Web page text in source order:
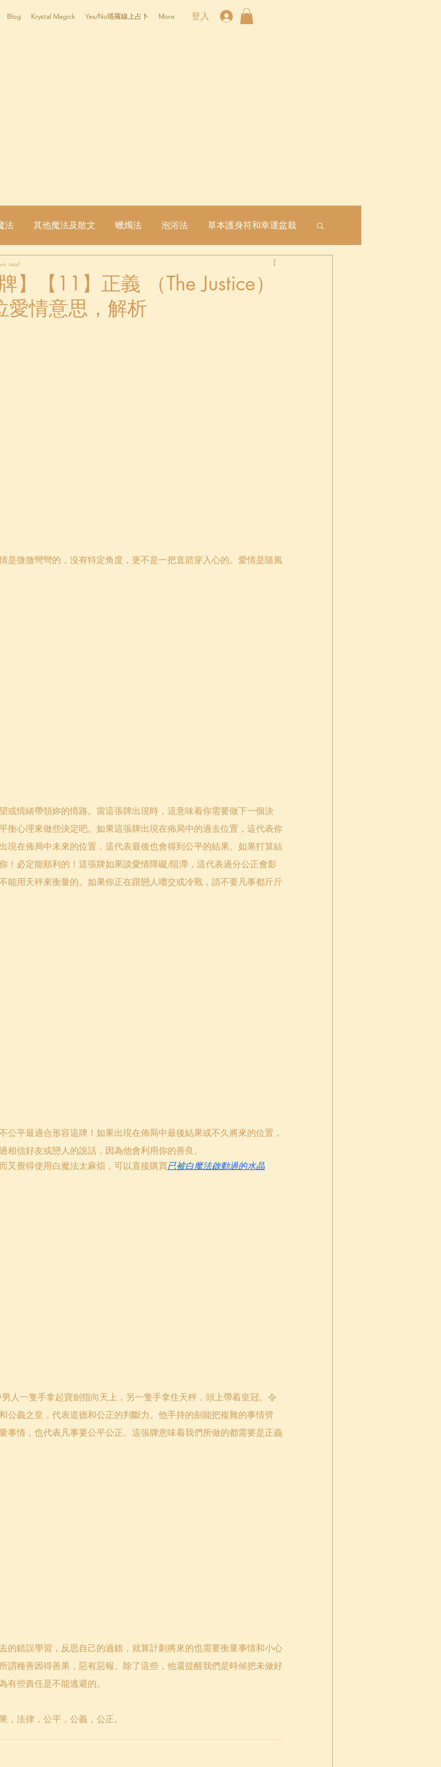
Blog Krystal Magick Yes/No塔羅線上占卜 More 登入
法 其他魔法及散文 蠟燭法 泡浴法 草本護身符和幸運盆栽
塔羅占卜
】【11】正義 （The Justice）
情意思，解析
read
是微微彎彎的，沒有特定角度，更不是一把直箭穿入心的。愛情是隨風
或情緒帶領妳的情路。當這張牌出現時，這意味着你需要做下一個決
衡心理來做些決定吧。如果這張牌出現在佈局中的過去位置，這代表你
現在佈局中未來的位置，這代表最後也會得到公平的結果。如果打算結
！必定能順利的！這張牌如果談愛情障礙/阻滯，這代表過分公正會影
能用天秤來衡量的。如果你正在跟戀人嘈交或冷戰，請不要凡事都斤斤
公平最適合形容這牌！如果出現在佈局中最後結果或不久將來的位置，
相信好友或戀人的說話，因為他會利用你的善良。
又覺得使用白魔法太麻煩，可以直接購買已被白魔法啟動過的水晶
人一隻手拿起寶劍指向天上，另一隻手拿住天秤，頭上帶着皇冠。令
公義之皇，代表道德和公正的判斷力。他手持的劍能把複雜的事情劈
事情，也代表凡事要公平公正。這張牌意味着我們所做的都需要是正義
的錯誤學習，反思自己的過錯，就算計劃將來的也需要衡量事情和小心
謂種善因得善果，惡有惡報。除了這些，他還提醒我們是時候把未做好
有些責任是不能逃避的。
，法律，公平，公義，公正。